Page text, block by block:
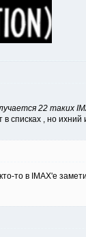
22 таких
списках , но
то в IMAX'е